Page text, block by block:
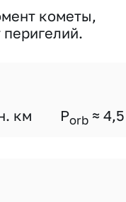
кометы,
км Porb ≈ 4,5